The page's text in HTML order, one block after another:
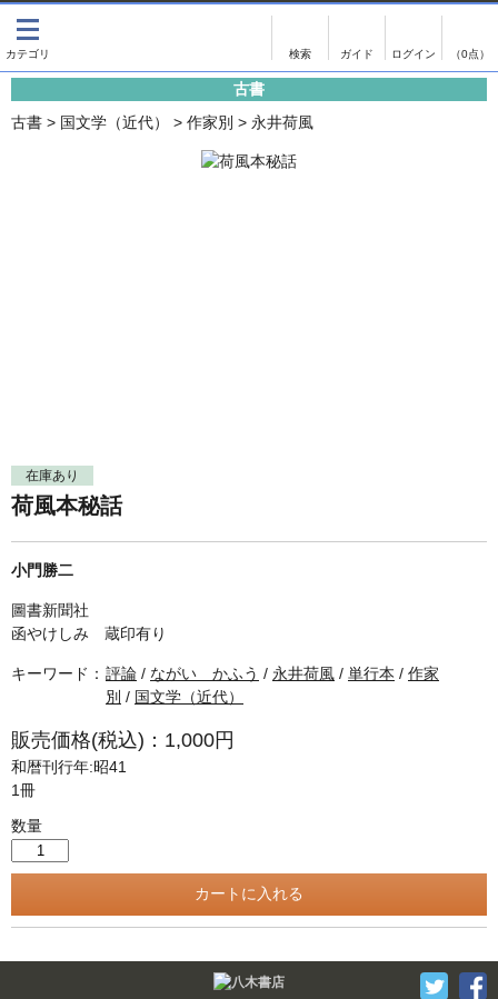
（0点）
影印資料
単行本◆日本語史
単行本◆美術
Ｗｅｂ版
美本なし
書誌学・目録
古書目録
画像がある商品のみ検索
古書
古書 > 国文学（近代） > 作家別 > 永井荷風
在庫あり
荷風本秘話
小門勝二
圖書新聞社
函やけしみ 蔵印有り
キーワード： 評論 / ながい かふう / 永井荷風 / 単行本 / 作家
別 / 国文学（近代）
販売価格(税込)：1,000円
和暦刊行年:昭41
1冊
数量
Twitter